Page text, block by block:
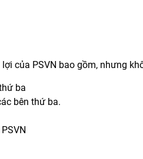
của PSVN bao gồm, nhưng
ba
bên thứ ba.